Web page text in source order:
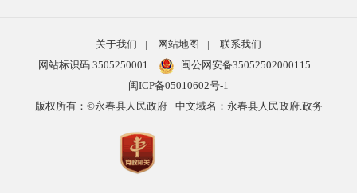
关于我们 | 网站地图 |
联系我们
网站标识码 3505250001
闽公网安备35052502000115
闽ICP备05010602号-1
版权所有：©永春县人民政府
中文域名：永春县人民政府.政务